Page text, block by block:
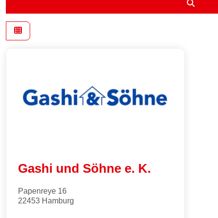
Gashi und Söhne e. K.
Papenreye 16
22453 Hamburg